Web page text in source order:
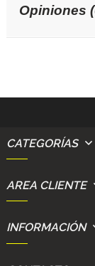
Opiniones
CATEGORÍAS
AREA CLIENTE
INFORMACIÓN